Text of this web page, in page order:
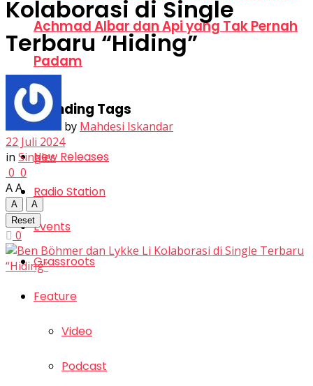
Achmad Albar dan Api yang Tak Pernah
Padam
Trending Tags
New Releases
Radio Station
Events
Grassroots
Feature
Video
Podcast
Kolaborasi di Single
Terbaru “Hiding”
by Mahdesi Iskandar
22 Juli 2024
in Singles
0 0
AA
A
A
Reset
0